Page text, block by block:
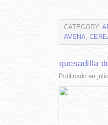
CATEGORY:
AVENA,
quesadilla
Publicado en